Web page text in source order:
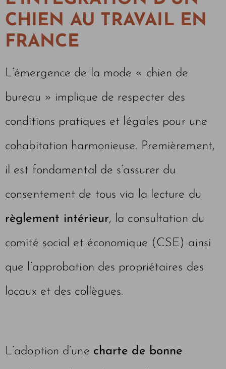
CHIEN AU TRAVAIL EN
FRANCE
L’émergence de la mode « chien de
bureau » implique de respecter des
conditions pratiques et légales pour une
cohabitation harmonieuse. Premièrement,
il est fondamental de s’assurer du
consentement de tous via la lecture du
règlement intérieur, la consultation du
comité social et économique (CSE) ainsi
que l’approbation des propriétaires des
locaux et des collègues.
L’adoption d’une charte de bonne